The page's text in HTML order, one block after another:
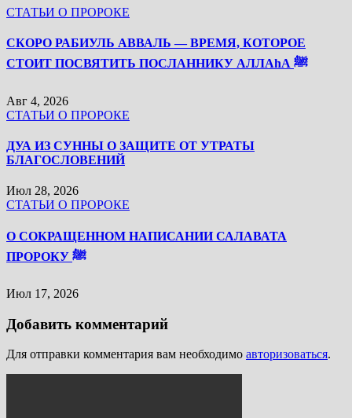
СТАТЬИ О ПРОРОКЕ
СКОРО РАБИУЛЬ АВВАЛЬ — ВРЕМЯ, КОТОРОЕ
СТОИТ ПОСВЯТИТЬ ПОСЛАННИКУ АЛЛАhА ﷺ
Авг 4, 2026
СТАТЬИ О ПРОРОКЕ
ДУА ИЗ СУННЫ О ЗАЩИТЕ ОТ УТРАТЫ
БЛАГОСЛОВЕНИЙ
Июл 28, 2026
СТАТЬИ О ПРОРОКЕ
О СОКРАЩЕННОМ НАПИСАНИИ САЛАВАТА
ПРОРОКУ ﷺ
Июл 17, 2026
Добавить комментарий
Для отправки комментария вам необходимо авторизоваться.